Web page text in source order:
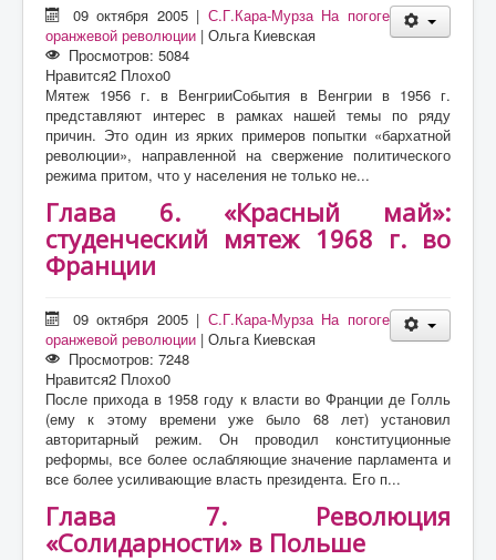
09 октября 2005 | С.Г.Кара-Мурза На погоге
оранжевой революции | Ольга Киевская
Просмотров: 5084
Нравится2 Плохо0
Мятеж 1956 г. в ВенгрииСобытия в Венгрии в 1956 г.
представляют интерес в рамках нашей темы по ряду
причин. Это один из ярких примеров попытки «бархатной
революции», направленной на свержение политического
режима притом, что у населения не только не...
Глава 6. «Красный май»:
студенческий мятеж 1968 г. во
Франции
09 октября 2005 | С.Г.Кара-Мурза На погоге
оранжевой революции | Ольга Киевская
Просмотров: 7248
Нравится2 Плохо0
После прихода в 1958 году к власти во Франции де Голль
(ему к этому времени уже было 68 лет) установил
авторитарный режим. Он проводил конституционные
реформы, все более ослабляющие значение парламента и
все более усиливающие власть президента. Его п...
Глава 7. Революция
«Солидарности» в Польше